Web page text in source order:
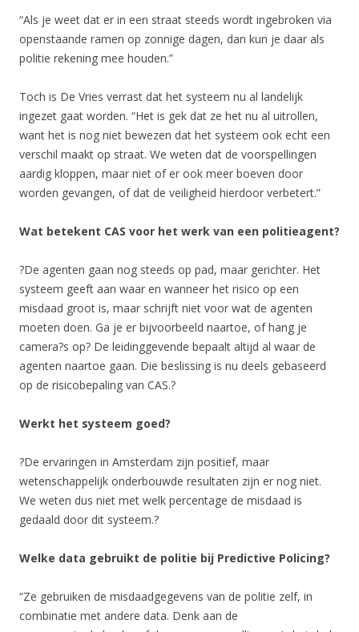
“Als je weet dat er in een straat steeds wordt ingebroken via
openstaande ramen op zonnige dagen, dan kun je daar als
politie rekening mee houden.”
Toch is De Vries verrast dat het systeem nu al landelijk
ingezet gaat worden. “Het is gek dat ze het nu al uitrollen,
want het is nog niet bewezen dat het systeem ook echt een
verschil maakt op straat. We weten dat de voorspellingen
aardig kloppen, maar niet of er ook meer boeven door
worden gevangen, of dat de veiligheid hierdoor verbetert.”
Wat betekent CAS voor het werk van een politieagent?
?De agenten gaan nog steeds op pad, maar gerichter. Het
systeem geeft aan waar en wanneer het risico op een
misdaad groot is, maar schrijft niet voor wat de agenten
moeten doen. Ga je er bijvoorbeeld naartoe, of hang je
camera?s op? De leidinggevende bepaalt altijd al waar de
agenten naartoe gaan. Die beslissing is nu deels gebaseerd
op de risicobepaling van CAS.?
Werkt het systeem goed?
?De ervaringen in Amsterdam zijn positief, maar
wetenschappelijk onderbouwde resultaten zijn er nog niet.
We weten dus niet met welk percentage de misdaad is
gedaald door dit systeem.?
Welke data gebruikt de politie bij Predictive Policing?
“Ze gebruiken de misdaadgegevens van de politie zelf, in
combinatie met andere data. Denk aan de